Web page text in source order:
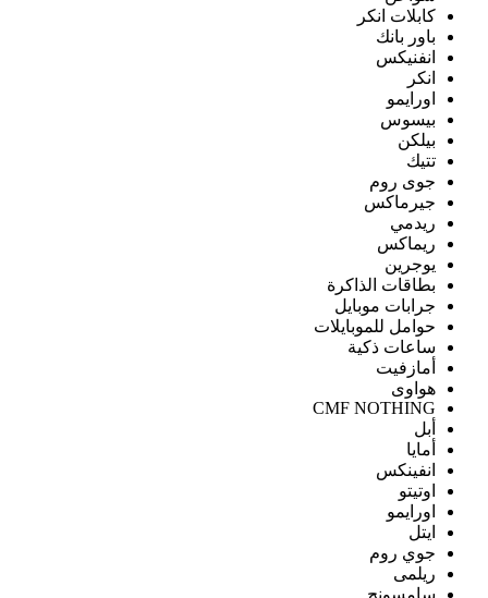
كابلات انكر
باور بانك
انفنيكس
انكر
اورايمو
بيسوس
بيلكن
تتيك
جوى روم
جيرماكس
ريدمي
ريماكس
يوجرين
بطاقات الذاكرة
جرابات موبايل
حوامل للموبايلات
ساعات ذكية
أمازفيت
هواوى
CMF NOTHING
أبل
أمايا
انفينكس
اوتيتو
اورايمو
ايتل
جوي روم
ريلمى